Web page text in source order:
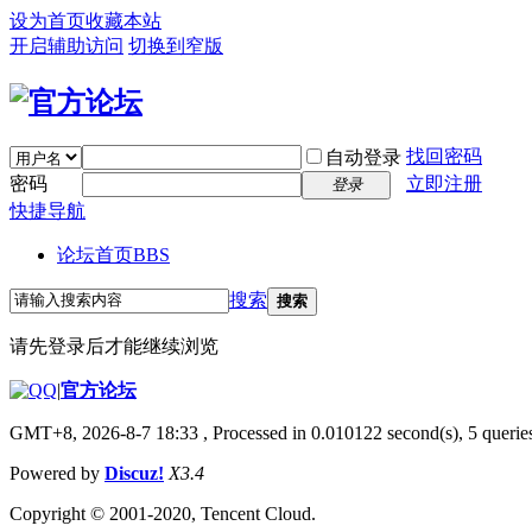
设为首页收藏本站
开启辅助访问 切换到窄版
自动登录 找回密码
密码
登录
立即注册
快捷导航
论坛首页BBS
搜索 搜索
请先登录后才能继续浏览
|官方论坛
GMT+8, 2026-8-7 18:33 , Processed in 0.010122 second(s), 5
Powered by Discuz! X3.4
Copyright © 2001-2020, Tencent Cloud.